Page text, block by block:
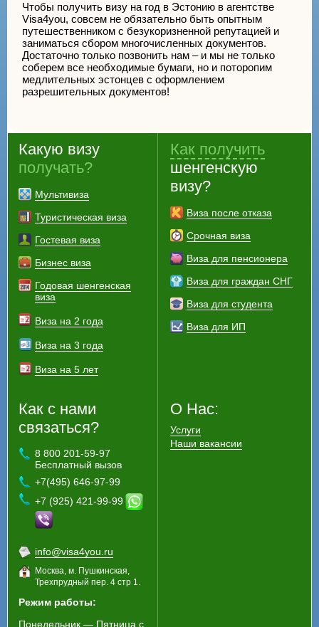
Чтобы получить визу на год в Эстонию в агентстве
Visa4you, совсем не обязательно быть опытным
путешественником с безукоризненной репутацией и
заниматься сбором многочисленных документов.
Достаточно только позвонить нам – и мы не только
соберем все необходимые бумаги, но и поторопим
медлительных эстонцев с оформлением
разрешительных документов!
Какую визу
получать?
Мультивиза
Туристическая виза
Гостевая виза
Бизнес виза
Годовая шенгенская
виза
Виза на 2 года
Виза на 3 года
Виза на 5 лет
Как получить
шенгенскую
визу?
Виза после отказа
Срочная виза
Виза для пенсионера
Виза для граждан СНГ
Виза для студента
Виза для ИП
Как с нами
связаться?
8 800 201-59-97
Бесплатный вызов
+7(495) 646-97-99
+7 (925) 421-99-99
info@visa4you.ru
Москва, м. Пушкинская,
Трехпрудный пер. 4 стр 1.
Режим работы:
Понедельник — Пятница с
О Нас:
Услуги
Наши вакансии